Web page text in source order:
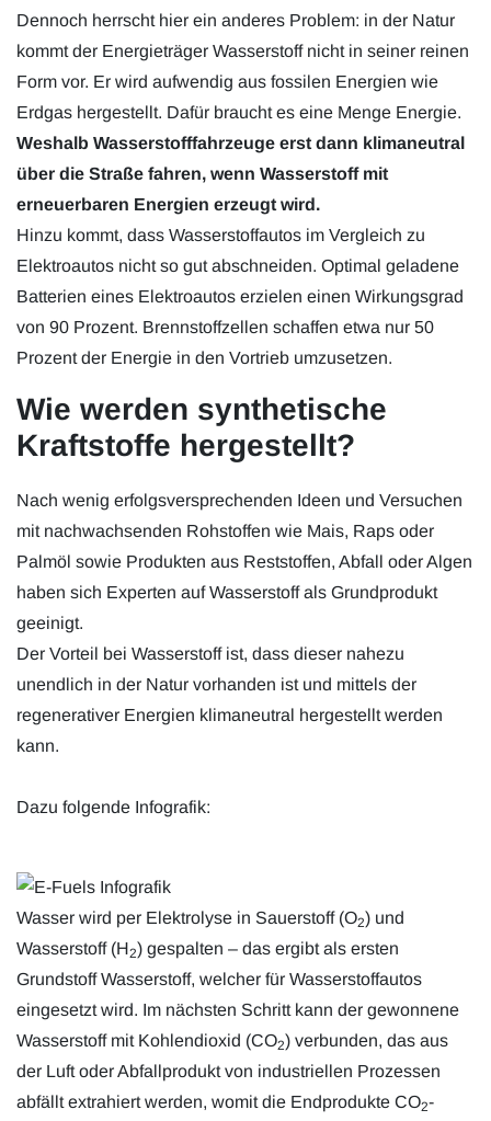
Dennoch herrscht hier ein anderes Problem: in der Natur
kommt der Energieträger Wasserstoff nicht in seiner reinen
Form vor. Er wird aufwendig aus fossilen Energien wie
Erdgas hergestellt. Dafür braucht es eine Menge Energie.
Weshalb Wasserstofffahrzeuge erst dann klimaneutral
über die Straße fahren, wenn Wasserstoff mit
erneuerbaren Energien erzeugt wird.
Hinzu kommt, dass Wasserstoffautos im Vergleich zu
Elektroautos nicht so gut abschneiden. Optimal geladene
Batterien eines Elektroautos erzielen einen Wirkungsgrad
von 90 Prozent. Brennstoffzellen schaffen etwa nur 50
Prozent der Energie in den Vortrieb umzusetzen.
Wie werden synthetische
Kraftstoffe hergestellt?
Nach wenig erfolgsversprechenden Ideen und Versuchen
mit nachwachsenden Rohstoffen wie Mais, Raps oder
Palmöl sowie Produkten aus Reststoffen, Abfall oder Algen
haben sich Experten auf Wasserstoff als Grundprodukt
geeinigt.
Der Vorteil bei Wasserstoff ist, dass dieser nahezu
unendlich in der Natur vorhanden ist und mittels der
regenerativer Energien klimaneutral hergestellt werden
kann.
Dazu folgende Infografik:
Wasser wird per Elektrolyse in Sauerstoff (O2) und
Wasserstoff (H2) gespalten – das ergibt als ersten
Grundstoff Wasserstoff, welcher für Wasserstoffautos
eingesetzt wird. Im nächsten Schritt kann der gewonnene
Wasserstoff mit Kohlendioxid (CO2) verbunden, das aus
der Luft oder Abfallprodukt von industriellen Prozessen
abfällt extrahiert werden, womit die Endprodukte CO2-